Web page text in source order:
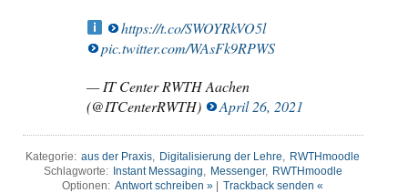
https://t.co/SWOYRkVO5l
pic.twitter.com/WAsFk9RPWS
— IT Center RWTH Aachen
(@ITCenterRWTH)
April 26, 2021
Kategorie: aus der Praxis Digitalisierung der Lehre
RWTHmoodle
Schlagworte: Instant Messaging Messenger, RWTHmoodle
Optionen: Antwort schreiben » | Trackback senden «